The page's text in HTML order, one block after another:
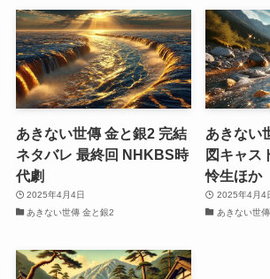
あきない世傳 金と銀2 完結
ネタバレ 最終回 NHKBS時
代劇
2025年4月4日
あきない世傳 金と銀2
あきない
図キャス
怜生ほか
2025年4月4
あきない世